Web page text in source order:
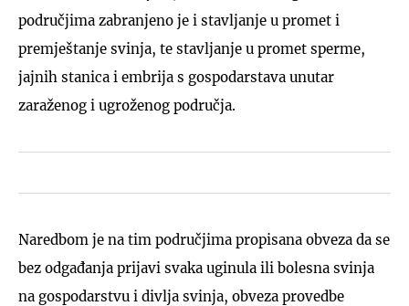
područjima zabranjeno je i stavljanje u promet i
premještanje svinja, te stavljanje u promet sperme,
jajnih stanica i embrija s gospodarstava unutar
zaraženog i ugroženog područja.
Naredbom je na tim područjima propisana obveza da se
bez odgađanja prijavi svaka uginula ili bolesna svinja
na gospodarstvu i divlja svinja, obveza provedbe